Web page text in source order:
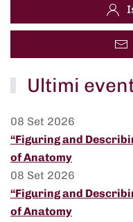
Ultimi
08 Set 2026
“Figuring and
of Anatomy
08 Set 2026
“Figuring and
of Anatomy